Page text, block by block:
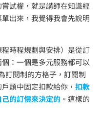
試權，就是講師在知識經
出來，我覺得我會先說明
時程規劃與安排）是從訂
：一個是多元服務都可以
訂閱制的方格子，訂閱制
頭中固定扣款給你， 扣款
的訂價來決定的 。這樣的